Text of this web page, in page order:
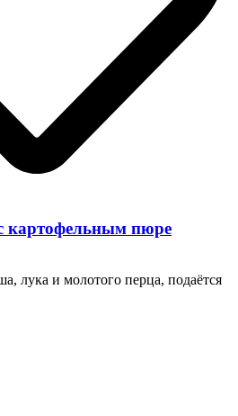
картофельным пюре
лука и молотого перца, подаётся